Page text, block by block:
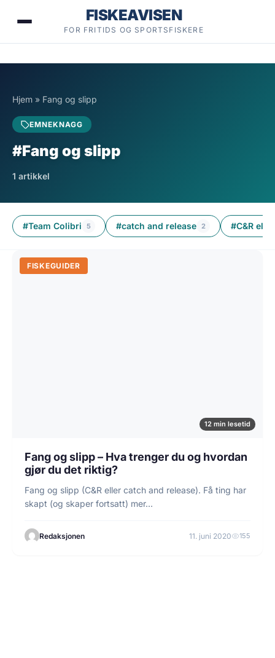
FISKEAVISEN
FOR FRITIDS OG SPORTSFISKERE
Hjem » Fang og slipp
EMNEKNAGG
#Fang og slipp
1 artikkel
#Team Colibri 5 #catch and release 2 #C&R
FISKEGUIDER
12 min lesetid
Fang og slipp – Hva trenger du og hvordan
gjør du det riktig?
Fang og slipp (C&R eller catch and release). Få ting har
skapt (og skaper fortsatt) mer…
Redaksjonen 11. juni 2020 155